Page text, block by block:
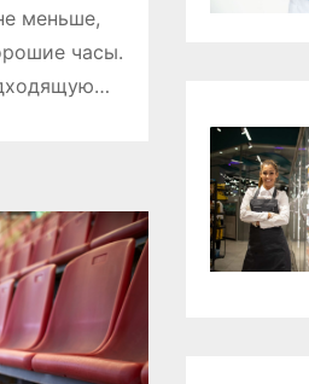
меньше,
часы.